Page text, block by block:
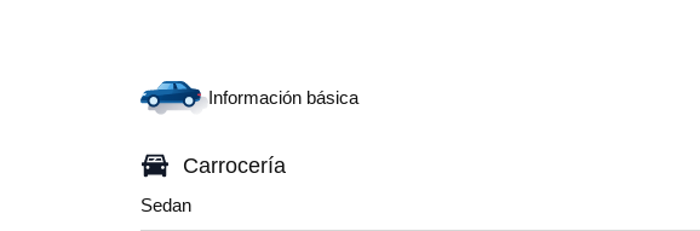
Información básica
Carrocería
Sedan